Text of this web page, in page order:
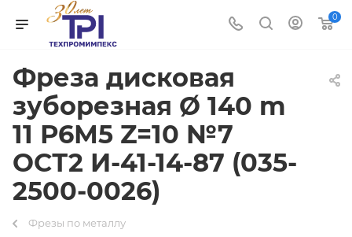
0
Фреза дисковая
зуборезная Ø 140 m
11 Р6М5 Z=10 №7
ОСТ2 И-41-14-87 (035-
2500-0026)
Фрезы по металлу